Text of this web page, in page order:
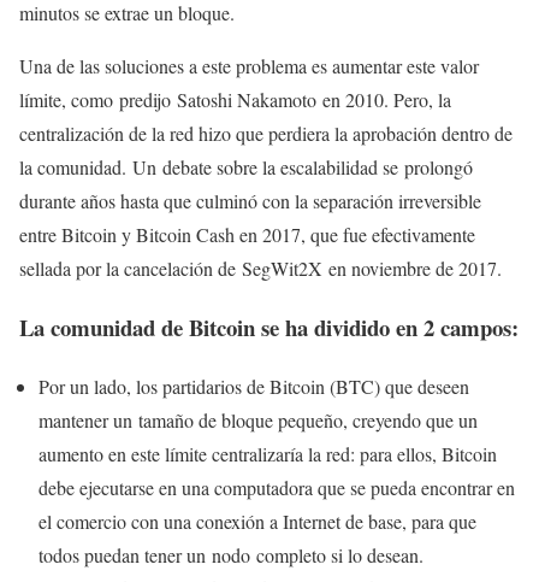
minutos se extrae un bloque.
Una de las soluciones a este problema es aumentar este valor
límite, como predijo Satoshi Nakamoto en 2010. Pero, la
centralización de la red hizo que perdiera la aprobación dentro de
la comunidad. Un debate sobre la escalabilidad se prolongó
durante años hasta que culminó con la separación irreversible
entre Bitcoin y Bitcoin Cash en 2017, que fue efectivamente
sellada por la cancelación de SegWit2X en noviembre de 2017.
La comunidad de Bitcoin se ha dividido en 2 campos:
Por un lado, los partidarios de Bitcoin (BTC) que deseen
mantener un tamaño de bloque pequeño, creyendo que un
aumento en este límite centralizaría la red: para ellos, Bitcoin
debe ejecutarse en una computadora que se pueda encontrar en
el comercio con una conexión a Internet de base, para que
todos puedan tener un nodo completo si lo desean.